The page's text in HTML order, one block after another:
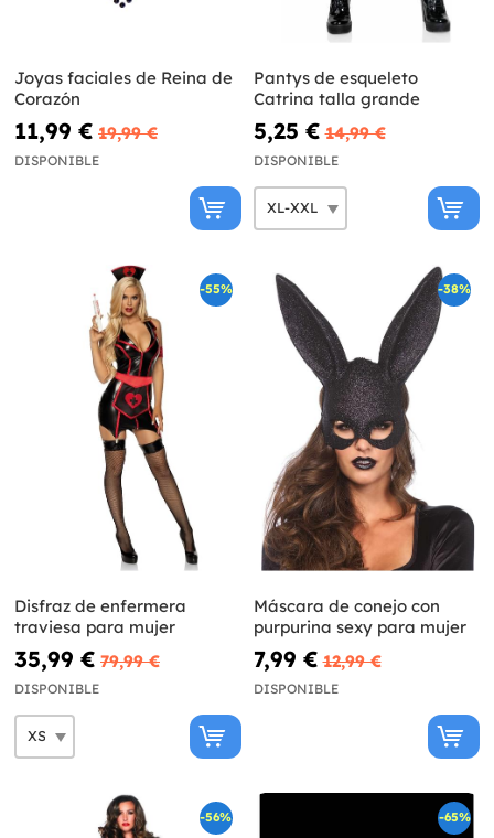
Joyas faciales de Reina de
Corazón
11,99 € 19,99 €
DISPONIBLE
Pantys de esqueleto
Catrina talla grande
5,25 € 14,99 €
DISPONIBLE
-55%
Disfraz de enfermera
traviesa para mujer
35,99 € 79,99 €
DISPONIBLE
-38%
Máscara de conejo con
purpurina sexy para mujer
7,99 € 12,99 €
DISPONIBLE
-56% -65%